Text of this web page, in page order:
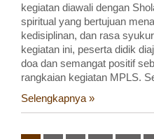
kegiatan diawali dengan
spiritual yang bertujuan
kedisiplinan, dan rasa
kegiatan ini, peserta didik
doa dan semangat positif
rangkaian kegiatan MPLS.
Selengkapnya »